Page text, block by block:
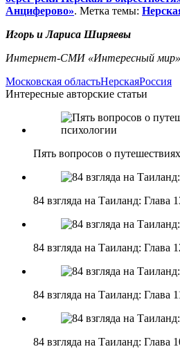
Анциферово». Метка темы:
Игорь и Лариса Ширяевы
Интернет-СМИ «Интересный
Московская областьНерскаяРоссия
Интересные авторские статьи
Пять вопросов о
84 взгляда на Таиланд: Глава
84 взгляда на Таиланд: Глава
84 взгляда на Таиланд: Глава
84 взгляда на Таиланд: Глава